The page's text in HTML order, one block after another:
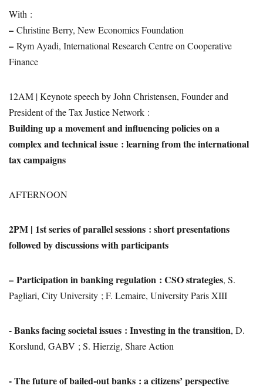
With :
– Christine Berry, New Economics Foundation
– Rym Ayadi, International Research Centre on Cooperative
Finance
12AM | Keynote speech by John Christensen, Founder and
President of the Tax Justice Network :
Building up a movement and influencing policies on a
complex and technical issue : learning from the international
tax campaigns
AFTERNOON
2PM | 1st series of parallel sessions : short presentations
followed by discussions with participants
– Participation in banking regulation : CSO strategies, S.
Pagliari, City University ; F. Lemaire, University Paris XIII
- Banks facing societal issues : Investing in the transition, D.
Korslund, GABV ; S. Hierzig, Share Action
- The future of bailed-out banks : a citizens’ perspective